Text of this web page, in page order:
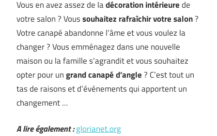
Vous en avez assez de ladécoration intérieurede
votre salon ? Voussouhaitez rafraîchir votre salon?
Votre canapé abandonne l’âme et vous voulez la
changer ? Vous emménagez dans une nouvelle
maison ou la famille s’agrandit et vous souhaitez
opter pour ungrand canapé d’angle? C’est tout un
tas de raisons et d’événements qui apportent un
changement …
A lire également :glorianet.org